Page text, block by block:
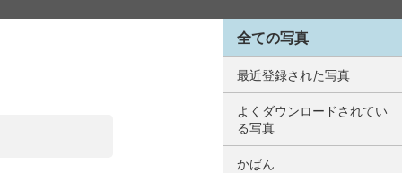
全ての写真
最近登録された写真
よくダウンロードされてい
る写真
かばん